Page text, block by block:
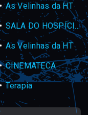
As Velinhas da HT
SALA DO HOSPÍCIO - AO VIVO
As Velinhas da HT
CINEMATECA
Terapia